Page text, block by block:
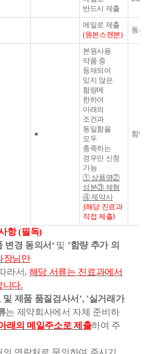
반드시 제출
메일로 제출
(원본스캔본)
동의
●
본원사용
약품 중
등재되어
있지 않은
함량에
한하여
아래의
조건과
동일함을
모두
충족하는
경우만 신청
가능
①상품명②
성분③ 제형
④제약사
(해당 진료과
직접 제출)
함량
항(필독)
변경 동의서 ‘ 및 ’함량 추가 의
장님만
라서, 해당 서류는 진료과에서
니다.
및 제품 품질검사서 ’, '실거래가
는 제약회사에서 자체 준비하
래의 메일주소로 제출하여 주